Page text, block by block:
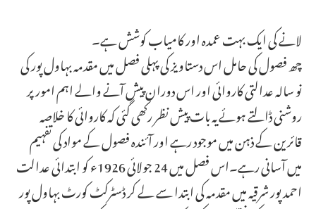
لانے کی ایک بہت عمدہ اور کامیاب کوشش ہے۔
چھ فصول کی حامل اس دستاویز کی پہلی فصل میں مقدمہ بہاول پور کی
نو سالہ عدالتی کاروائی اور اس دوران پیش آنے والے اہم امور پر
روشنی ڈالتے ہوئے یہ بات پیش نظر رکھی گئی کہ کاروائی کا خلاصہ
قائرین کے ذہن میں موجود رہے اور آئندہ فصول کے مواد کی تفہیم
میں آسانی رہے۔اس فصل میں 24 جولائی 1926ء کو ابتدائی عدالت
احمد پور شرقیہ میں مقدمہ کی ابتدا سے لے کر ڈسٹرکٹ کورٹ بہاول پور